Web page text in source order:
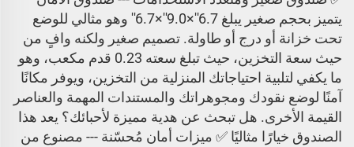
يتميز بحجم صغير يبلغ 6.7''×9.0''×6.7'' وهو مثالي للوضع
تحت خزانة أو درج أو طاولة. تصميم صغير ولكنه وافٍ من
حيث سعة التخزين، حيث تبلغ سعته 0.23 قدم مكعب، وهو
ما يكفي لتلبية احتياجاتك المنزلية من التخزين، ويوفر مكانًا
آمنًا لوضع نقودك ومجوهراتك والمستندات المهمة والعناصر
القيمة الأخرى. هل تبحث عن هدية مميزة لأحبائك؟ يعد هذا
الصندوق خيارًا مثاليًا ✅ ميزات أمان مُحسّنة --- مصنوع من